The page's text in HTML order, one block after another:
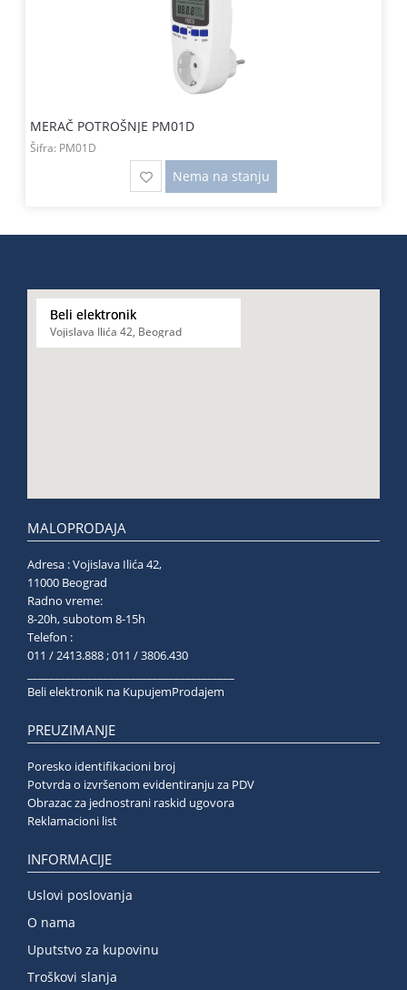
MERAČ POTROŠNJE PM01D
Šifra: PM01D
Nema na stanju
Beli elektronik
Vojislava Ilića 42, Beograd
MALOPRODAJA
Adresa : Vojislava Ilića 42,
11000 Beograd
Radno vreme:
8-20h, subotom 8-15h
Telefon :
011 / 2413.888 ; 011 / 3806.430
Beli elektronik na KupujemProdajem
PREUZIMANJE
Poresko identifikacioni broj
Potvrda o izvršenom evidentiranju za PDV
Obrazac za jednostrani raskid ugovora
Reklamacioni list
INFORMACIJE
Uslovi poslovanja
O nama
Uputstvo za kupovinu
Troškovi slanja